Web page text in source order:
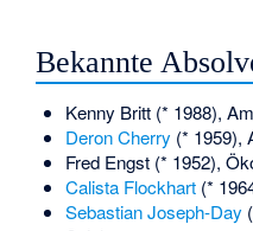
Bekannte
Kenny Britt(* 1988),
Deron Cherry (* 1959),
Fred Engst(* 1952),
Calista Flockhart(*
Sebastian Joseph-Day